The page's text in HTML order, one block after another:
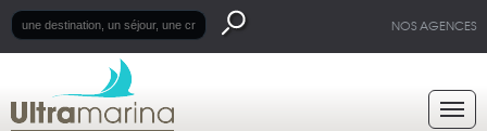
NOS AGENCES